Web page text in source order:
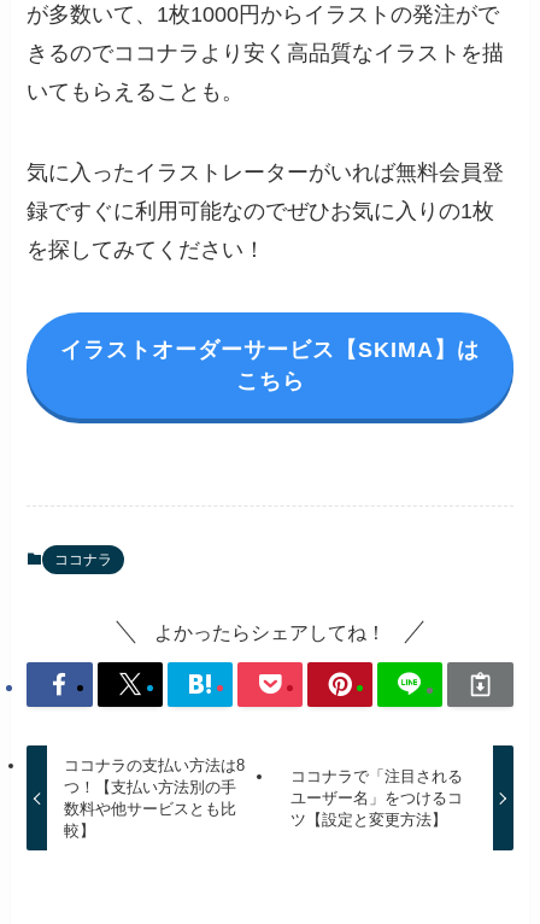
が多数いて、1枚1000円からイラストの発注がで
きるのでココナラより安く高品質なイラストを描
いてもらえることも。
気に入ったイラストレーターがいれば無料会員登
録ですぐに利用可能なのでぜひお気に入りの1枚
を探してみてください！
イラストオーダーサービス【SKIMA】は
こちら
ココナラ
よかったらシェアしてね！
ココナラの支払い方法は8
つ！【支払い方法別の手
数料や他サービスとも比
較】
ココナラで「注目される
ユーザー名」をつけるコ
ツ【設定と変更方法】